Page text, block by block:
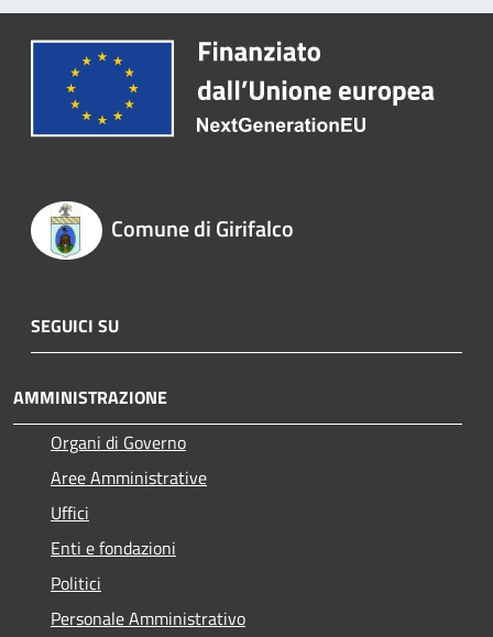
Comune di Girifalco
SEGUICI SU
AMMINISTRAZIONE
Organi di Governo
Aree Amministrative
Uffici
Enti e fondazioni
Politici
Personale Amministrativo